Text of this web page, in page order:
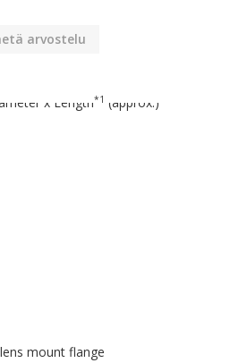
from focal plane)
x Length*1 (approx.)
mount flange
arvostelu